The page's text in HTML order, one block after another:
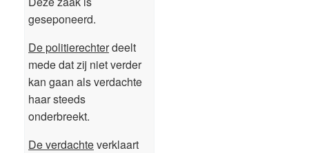
geseponeerd.
De politierechterdeelt
mede dat zij niet verder
kan gaan als verdachte
haar steeds
onderbreekt.
De verdachteverklaart